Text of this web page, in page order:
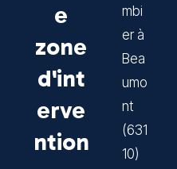
e
zone
d'int
erve
ntion
mbi
er à
Bea
umo
nt
(631
10)